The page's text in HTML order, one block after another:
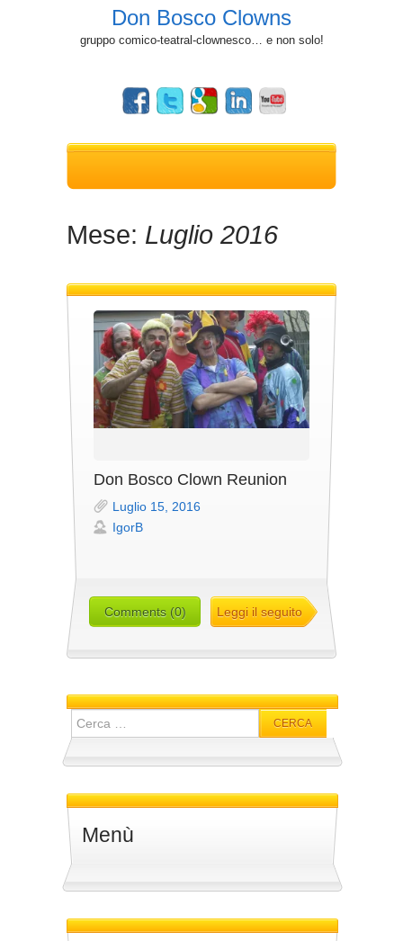
Don Bosco Clowns
gruppo comico-teatral-clownesco… e non solo!
Mese: Luglio 2016
Don Bosco Clown Reunion
Luglio 15, 2016
IgorB
Comments (0) Leggi il seguito
Ricerca
per:
Menù